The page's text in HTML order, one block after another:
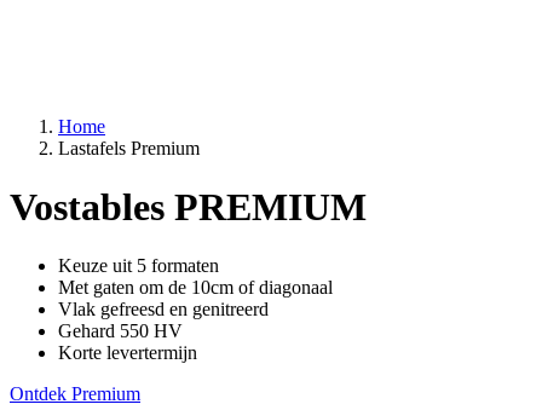
Home
Lastafels Premium
Vostables PREMIUM
Keuze uit 5 formaten
Met gaten om de 10cm of diagonaal
Vlak gefreesd en genitreerd
Gehard 550 HV
Korte levertermijn
Ontdek Premium